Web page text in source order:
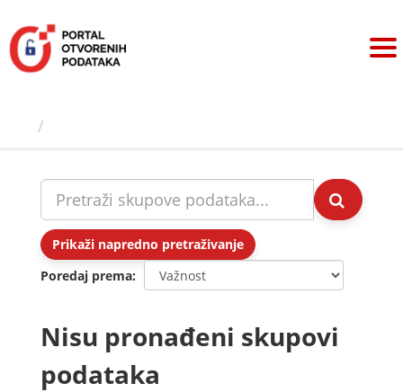
sadržaj
Prikaži napredno pretraživanje
Poredaj prema
Nisu pronađeni skupovi
podataka